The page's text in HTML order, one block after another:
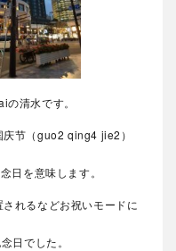
清水です。
节（guo2 qing4 jie2）
日を意味します。
れるなどお祝いモードに
日でした。